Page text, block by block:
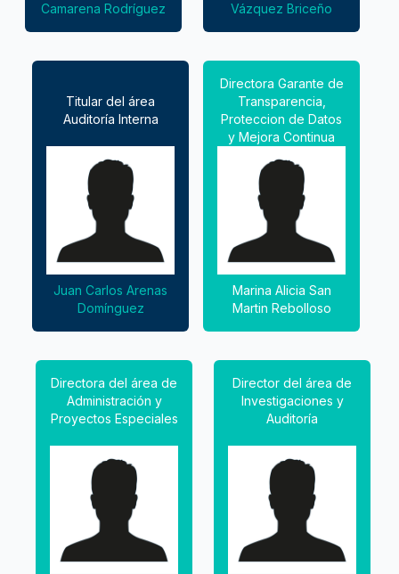
Camarena Rodríguez
Vázquez Briceño
Titular del área
Auditoría Interna
Juan Carlos Arenas
Domínguez
Directora Garante de
Transparencia,
Proteccion de Datos
y Mejora Continua
Marina Alicia San
Martin Rebolloso
Directora del área de
Administración y
Proyectos Especiales
Director del área de
Investigaciones y
Auditoría